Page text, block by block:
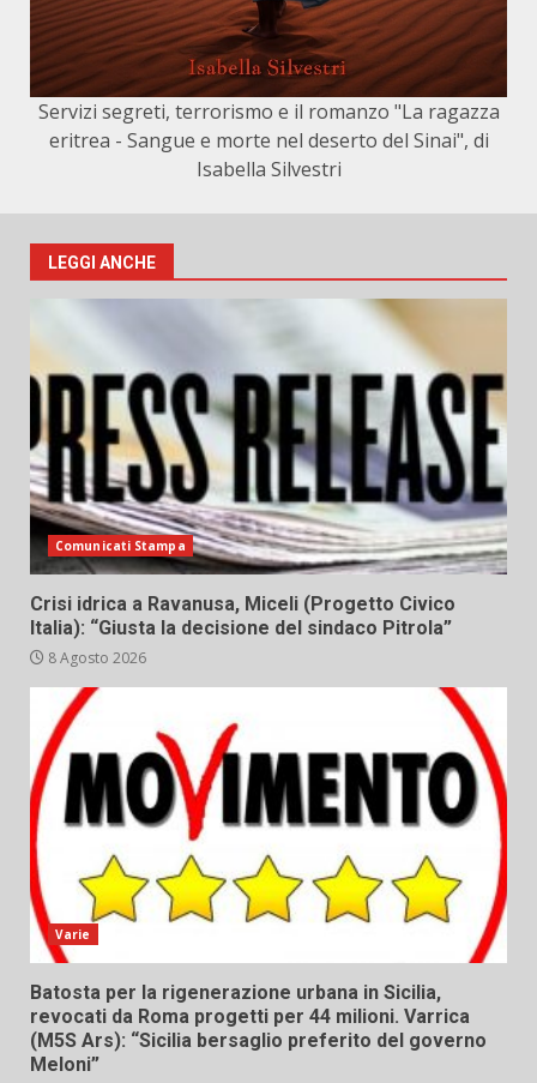
Servizi segreti, terrorismo e il romanzo "La ragazza
eritrea - Sangue e morte nel deserto del Sinai", di
Isabella Silvestri
LEGGI ANCHE
Comunicati Stampa
Crisi idrica a Ravanusa, Miceli (Progetto Civico
Italia): “Giusta la decisione del sindaco Pitrola”
8 Agosto 2026
Varie
Batosta per la rigenerazione urbana in Sicilia,
revocati da Roma progetti per 44 milioni. Varrica
(M5S Ars): “Sicilia bersaglio preferito del governo
Meloni”